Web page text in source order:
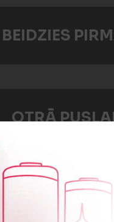
BEIDZIES
OTRĀ
Boriss